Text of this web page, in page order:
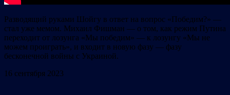
Разводящий руками Шойгу в ответ на вопрос «Победим?» —
стал уже мемом. Михаил Фишман — о том, как режим Путина
переходит от лозунга «Мы победим» — к лозунгу «Мы не
можем проиграть», и входит в новую фазу — фазу
бесконечной войны с Украиной.
16 сентября 2023